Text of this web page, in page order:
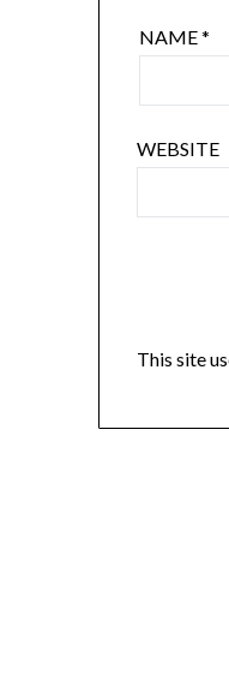
NAME*
WEBSITE
This site